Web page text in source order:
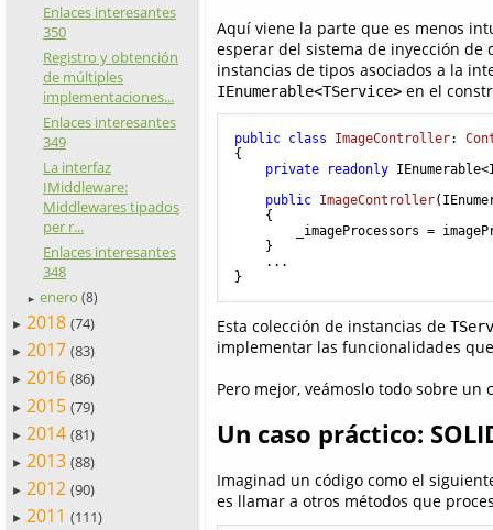
Enlaces interesantes
350
Registro y obtención
de múltiples
implementaciones...
Enlaces interesantes
349
La interfaz
IMiddleware:
Middlewares tipados
per r...
Enlaces interesantes
348
► enero (8)
► 2018 (74)
► 2017 (83)
► 2016 (86)
► 2015 (79)
► 2014 (81)
► 2013 (88)
► 2012 (90)
► 2011 (111)
Aquí viene la parte que es menos
esperar del sistema de inyección de
instancias de tipos asociados a la
IEnumerable<TService> en el
public class ImageController:
{
private
readonly
public ImageController(
    {
_imageProcessors =
    }
    ...
}
Esta colección de instancias de
implementar las funcionalidades
Pero mejor, veámoslo todo sobre un
Un caso práctico:
Imaginad un código como el
es llamar a otros métodos que